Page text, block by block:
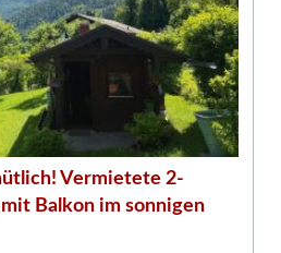
Vermietete 2-
Balkon im sonnigen